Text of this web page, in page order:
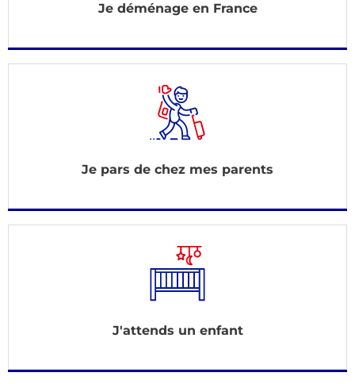
Je déménage en France
Je pars de chez mes parents
J'attends un enfant